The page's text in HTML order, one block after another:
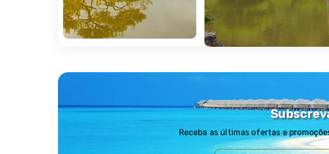
Pequeno-almoço. Dia livre para atividades pessoais. Possibilidade
incluído (necessário reservar com antecedência). Alojamento.
alta velocidade (Shinkansen) de JR âNozomiâ, em classe
espanhol, para conhecer o Parque Comemorativo da Paz, o seu
Santuário Xintoísta de Itsukushima. Almoço num restaurante local.
Quioto. Transfer por conta própria ao hotel. Alojamento.
Receba as últimas ofertas e